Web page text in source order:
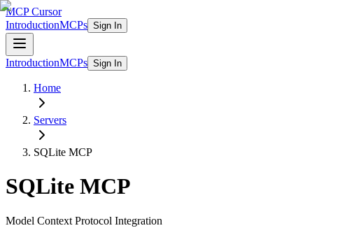
MCP Cursor
IntroductionMCPs Sign In
IntroductionMCPs Sign In
Home
Servers
SQLite MCP
SQLite MCP
Model Context Protocol Integration